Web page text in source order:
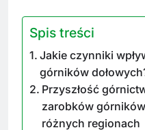
Spis treści
Jakie czynniki
górników
Przyszłość
zarobków
różnych regionach